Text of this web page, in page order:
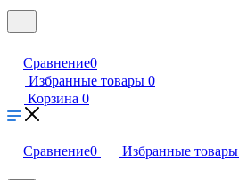
Сравнение0
Избранные товары 0
Корзина 0
Сравнение0 Избранные товары